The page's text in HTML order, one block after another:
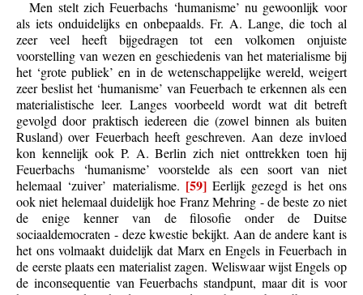
Men stelt zich Feuerbachs ‘humanisme’ nu gewoonlijk voor
als iets onduidelijks en onbepaalds. Fr. A. Lange, die toch al
zeer veel heeft bijgedragen tot een volkomen onjuiste
voorstelling van wezen en geschiedenis van het materialisme bij
het ‘grote publiek’ en in de wetenschappelijke wereld, weigert
zeer beslist het ‘humanisme’ van Feuerbach te erkennen als een
materialistische leer. Langes voorbeeld wordt wat dit betreft
gevolgd door praktisch iedereen die (zowel binnen als buiten
Rusland) over Feuerbach heeft geschreven. Aan deze invloed
kon kennelijk ook P. A. Berlin zich niet onttrekken toen hij
Feuerbachs ‘humanisme’ voorstelde als een soort van niet
helemaal ‘zuiver’ materialisme. [59]Eerlijk gezegd is het ons
ook niet helemaal duidelijk hoe Franz Mehring - de beste zo niet
de enige kenner van de filosofie onder de Duitse
sociaaldemocraten - deze kwestie bekijkt. Aan de andere kant is
het ons volmaakt duidelijk dat Marx en Engels in Feuerbach in
de eerste plaats een materialist zagen. Weliswaar wijst Engels op
de inconsequentie van Feuerbachs standpunt, maar dit is voor